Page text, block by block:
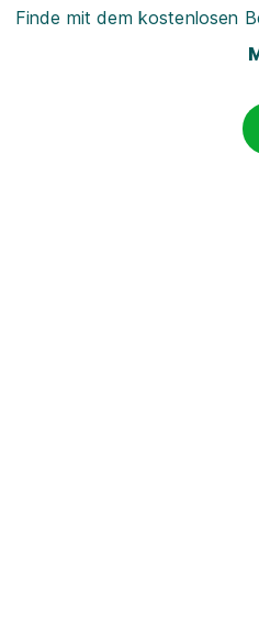
Finde mit dem kostenlosen